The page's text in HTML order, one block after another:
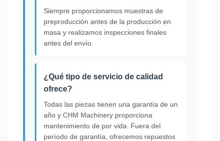
Siempre proporcionamos muestras de
preproducción antes de la producción en
masa y realizamos inspecciones finales
antes del envío.
¿Qué tipo de servicio de calidad
ofrece?
Todas las piezas tienen una garantía de un
año y CHM Machinery proporciona
mantenimiento de por vida. Fuera del
período de garantía, ofrecemos repuestos